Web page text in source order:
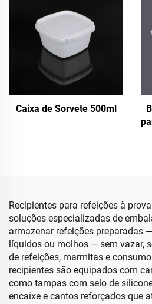
Caixa de Sorvete 500ml
Recipientes para refeições à
soluções especializadas de
armazenar refeições preparadas
líquidos ou molhos — sem vazar,
de refeições, marmitas e
recipientes são equipados com
como tampas com selo de
encaixe e cantos reforçados que